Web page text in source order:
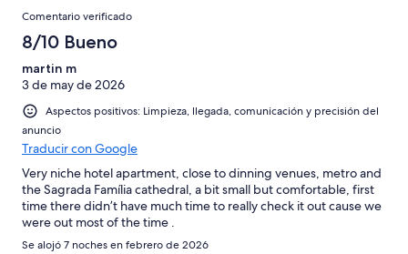
Comentario verificado
8/10 Bueno
martin m
3 de may de 2026
Aspectos positivos: Limpieza, llegada, comunicación y precisión del
anuncio
Traducir con Google
Very niche hotel apartment, close to dinning venues, metro and
the Sagrada Família cathedral, a bit small but comfortable, first
time there didn’t have much time to really check it out cause we
were out most of the time .
Se alojó 7 noches en febrero de 2026